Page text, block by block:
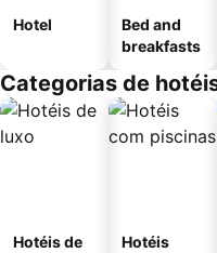
Hotel
Bed and
breakfasts
Categorias de
Hotéis de
Hotéis